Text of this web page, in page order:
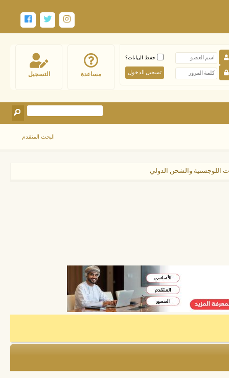
التسجيل مساعدة
حفظ البيانات؟
البحث المتقدم
اللوجستية والشحن الدولي